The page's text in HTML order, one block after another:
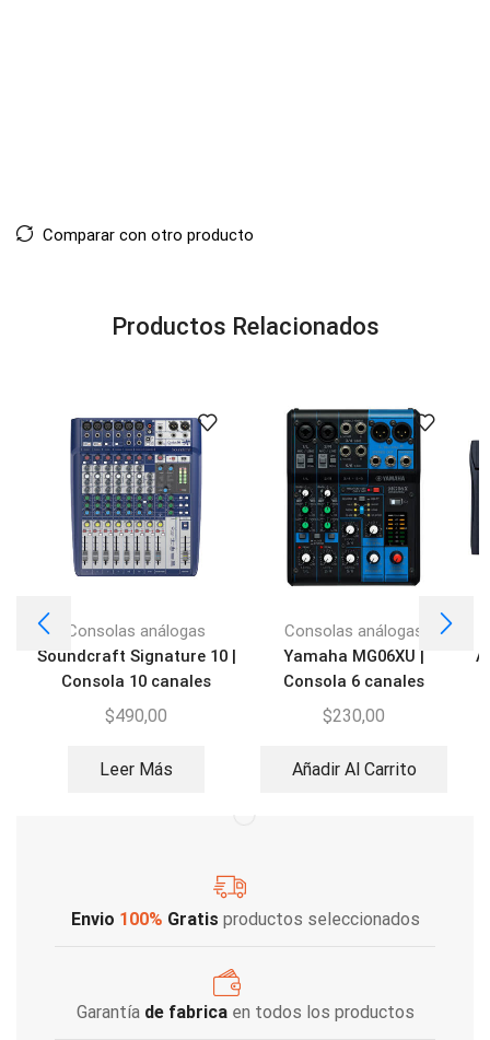
Comparar con otro producto
Productos Relacionados
Consolas análogas
Soundcraft Signature 10 |
Consola 10 canales
$490,00
Leer Más
Consolas análogas
Yamaha MG06XU |
Consola 6 canales
$230,00
Añadir Al Carrito
Envio 100% Gratis productos seleccionados
Garantía de fabricaen todos los productos